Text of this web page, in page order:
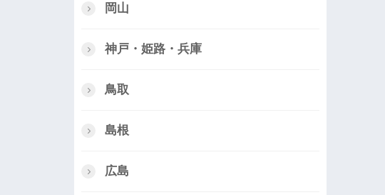
岡山
神戸・姫路・兵庫
鳥取
島根
広島